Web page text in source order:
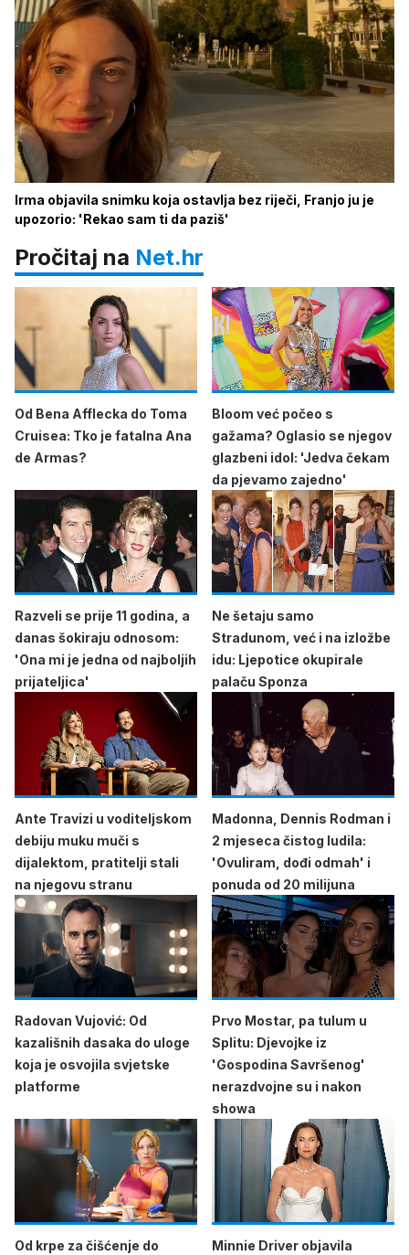
Irma objavila snimku koja ostavlja bez riječi, Franjo ju je
upozorio: 'Rekao sam ti da paziš'
Pročitaj na Net.hr
Od Bena Afflecka do Toma
Cruisea: Tko je fatalna Ana
de Armas?
Bloom već počeo s
gažama? Oglasio se njegov
glazbeni idol: 'Jedva čekam
da pjevamo zajedno'
Razveli se prije 11 godina, a
danas šokiraju odnosom:
'Ona mi je jedna od najboljih
prijateljica'
Ne šetaju samo
Stradunom, već i na izložbe
idu: Ljepotice okupirale
palaču Sponza
Ante Travizi u voditeljskom
debiju muku muči s
dijalektom, pratitelji stali
na njegovu stranu
Madonna, Dennis Rodman i
2 mjeseca čistog ludila:
'Ovuliram, dođi odmah' i
ponuda od 20 milijuna
Radovan Vujović: Od
kazališnih dasaka do uloge
koja je osvojila svjetske
platforme
Prvo Mostar, pa tulum u
Splitu: Djevojke iz
'Gospodina Savršenog'
nerazdvojne su i nakon
showa
Od krpe za čišćenje do Minnie Driver objavila